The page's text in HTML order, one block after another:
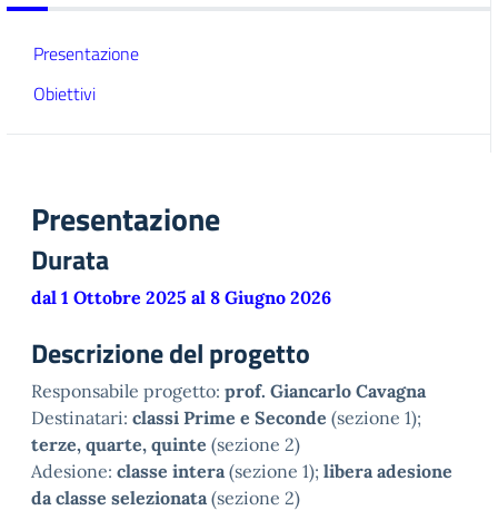
Presentazione
Obiettivi
Presentazione
Durata
dal 1 Ottobre 2025 al 8 Giugno 2026
Descrizione del progetto
Responsabile progetto: prof. Giancarlo Cavagna
Destinatari: classi Prime e Seconde (sezione 1);
terze, quarte, quinte (sezione 2)
Adesione: classe intera(sezione 1); libera adesione
da classe selezionata(sezione 2)